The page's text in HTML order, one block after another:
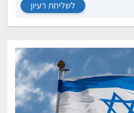
לשליחת רעיון